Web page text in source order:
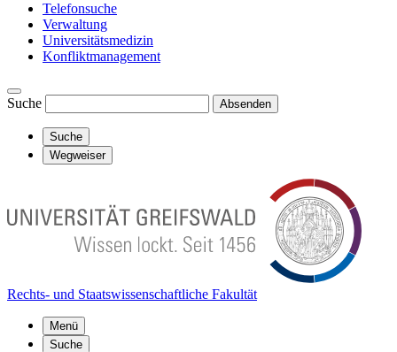
Telefonsuche
Verwaltung
Universitätsmedizin
Konfliktmanagement
Suche Absenden
Suche
Wegweiser
Rechts- und Staatswissenschaftliche Fakultät
Menü
Suche